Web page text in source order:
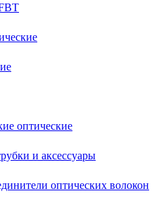
оптические
и аксессуары
оптических волокон